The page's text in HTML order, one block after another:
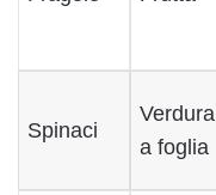
Spinaci
Verdura
a foglia